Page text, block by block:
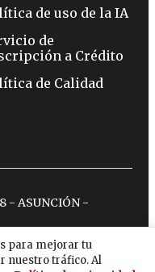
para mejorar tu
nuestro tráfico. Al
de uso de la IA
de
a Crédito
de Calidad
- ASUNCIÓN -